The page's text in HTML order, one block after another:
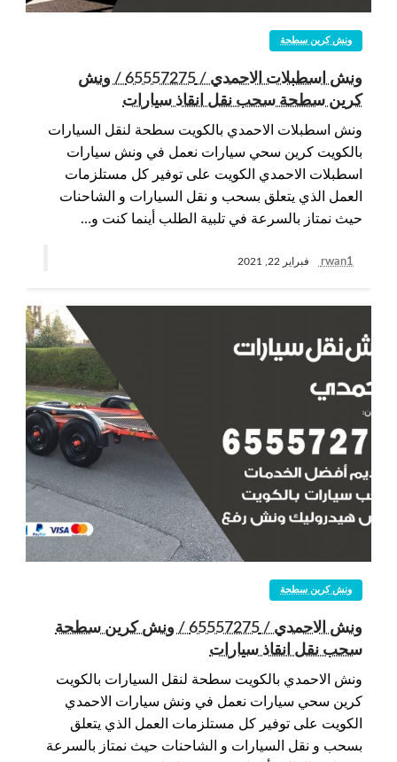
ونش كرين سطحة
ونش اسطبلات الاحمدي / 65557275 / ونش
كرين سطحة سحب نقل انقاذ سيارات
ونش اسطبلات الاحمدي بالكويت سطحة لنقل السيارات
بالكويت كرين سحي سيارات نعمل في ونش سيارات
اسطبلات الاحمدي الكويت على توفير كل مستلزمات
العمل الذي يتعلق بسحب و نقل السيارات و الشاحنات
حيث نمتاز بالسرعة في تلبية الطلب أينما كنت و…
rwan1 فبراير 22, 2021
ونش كرين سطحة
ونش الاحمدي / 65557275 / ونش كرين سطحة
سحب نقل انقاذ سيارات
ونش الاحمدي بالكويت سطحة لنقل السيارات بالكويت
كرين سحي سيارات نعمل في ونش سيارات الاحمدي
الكويت على توفير كل مستلزمات العمل الذي يتعلق
بسحب و نقل السيارات و الشاحنات حيث نمتاز بالسرعة